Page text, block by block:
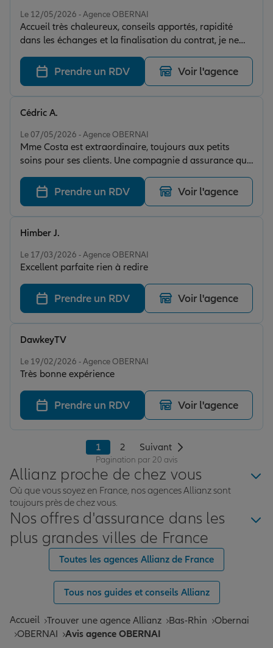
Le 12/05/2026 - Agence OBERNAI
Accueil très chaleureux, conseils apportés, rapidité
dans les échanges et la finalisation du contrat, je ne
peux que recommander
Prendre un RDV Voir l'agence
Le 07/05/2026 - Agence OBERNAI
Mme Costa est extraordinaire, toujours aux petits
soins pour ses clients. Une compagnie d assurance que
je ne peux que conseiller. Une compagnie d'assurance
où vous trouverez toujours assistance peu importe le
souci. Satisfaction est synonyme de Mme Costa ...
Cédric A.
Prendre un RDV Voir l'agence
Le 17/03/2026 - Agence OBERNAI
Excellent parfaite rien à redire
Himber J.
Prendre un RDV Voir l'agence
Le 19/02/2026 - Agence OBERNAI
Très bonne expérience
DawkeyTV
Prendre un RDV Voir l'agence
1 2 Suivant
Pagination par 20 avis
Allianz proche de chez vous
Où que vous soyez en France, nos agences Allianz sont
toujours près de chez vous.
Nos offres d'assurance dans les
plus grandes villes de France
Toutes les agences Allianz de France
Tous nos guides et conseils Allianz
Accueil Trouver une agence Allianz Bas-Rhin
Obernai
OBERNAI
Avis agence OBERNAI